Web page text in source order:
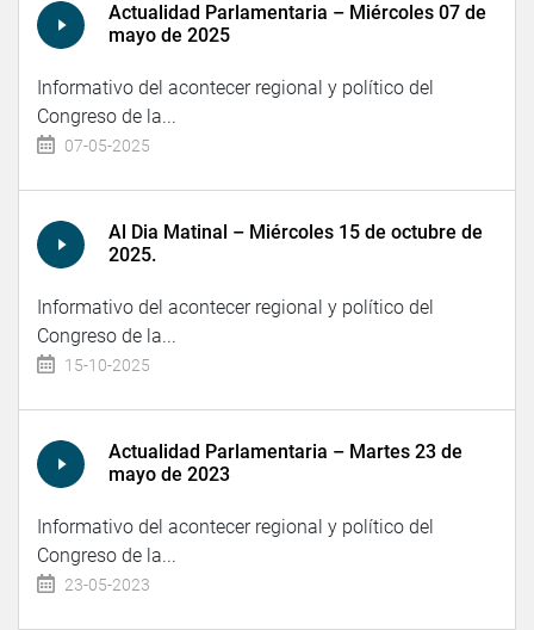
Actualidad Parlamentaria – Miércoles 07 de
mayo de 2025
Informativo del acontecer regional y político del
Congreso de la...
07-05-2025
Al Dia Matinal – Miércoles 15 de octubre de
2025.
Informativo del acontecer regional y político del
Congreso de la...
15-10-2025
Actualidad Parlamentaria – Martes 23 de
mayo de 2023
Informativo del acontecer regional y político del
Congreso de la...
23-05-2023